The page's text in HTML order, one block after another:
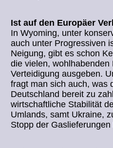
Ist auf den Europäer
In Wyoming, unter
auch unter Progressiven
Neigung, gibt es schon
die vielen, wohlhabenden
Verteidigung ausgeben.
fragt man sich auch, was
Deutschland bereit zu
wirtschaftliche Stabilität
Umlands, samt Ukraine,
Stopp der Gaslieferungen